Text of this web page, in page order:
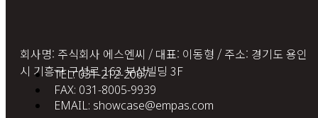
회사명: 주식회사 에스엔씨 / 대표: 이동형 / 주소: 경기도 용인
시 기흥구 구성로 163 부성빌딩 3F
TEL: 031-212-2007
FAX: 031-8005-9939
EMAIL: showcase@empas.com